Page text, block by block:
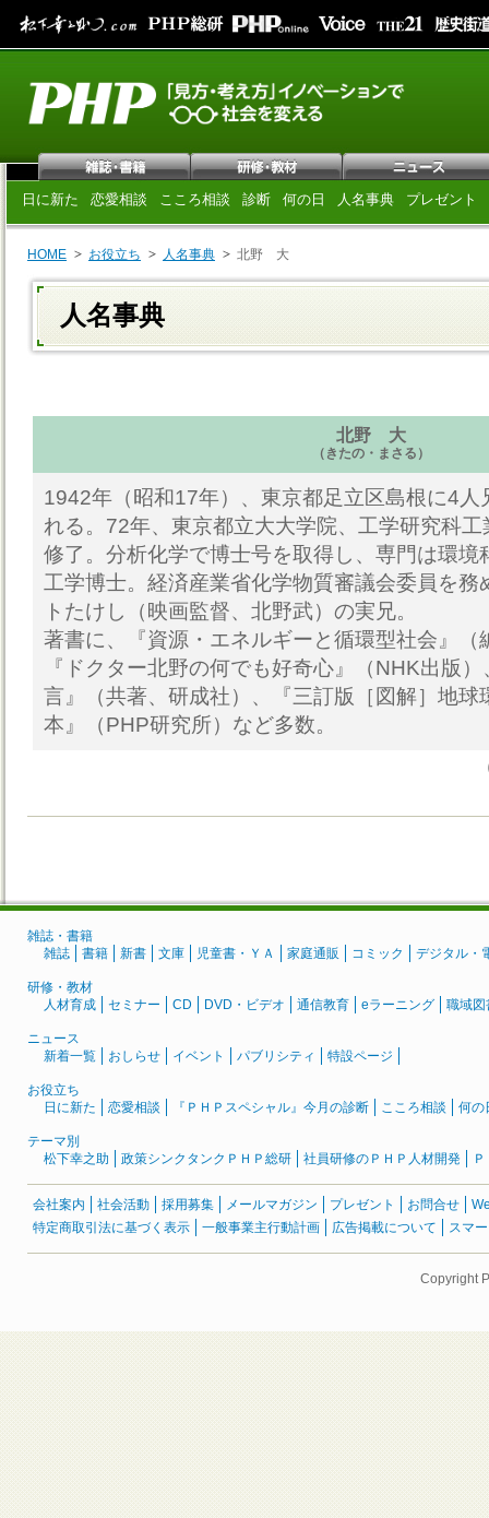
日に新た 恋愛相談 こころ相談 診断 何の日 人名事典 プレゼント
HOME お役立ち 人名事典 北野 大
人名事典
北野 大
（きたの・まさる）
1942年（昭和17年）、東京都足立区島根に4人
れる。72年、東京都立大大学院、工学研究科
修了。分析化学で博士号を取得し、専門は環境
工学博士。経済産業省化学物質審議会委員を務
トたけし（映画監督、北野武）の実兄。
著書に、『資源・エネルギーと循環型社会』（
『ドクター北野の何でも好奇心』（NHK出版
言』（共著、研成社）、『三訂版［図解］地球
本』（PHP研究所）など多数。
雑誌・書籍
雑誌
書籍 新書 文庫 児童書・ＹＡ 家庭通販 コミック デジタル・
研修・教材
人材育成
セミナー CD DVD・ビデオ 通信教育 eラーニング 職域図
ニュース
新着一覧
おしらせ イベント パブリシティ 特設ページ
お役立ち
日に新た
恋愛相談 『ＰＨＰスペシャル』今月の診断 こころ相談 何の
テーマ別
松下幸之助
政策シンクタンクＰＨＰ総研 社員研修のＰＨＰ人材開発
会社案内 社会活動 採用募集 メールマガジン プレゼント お問合せ
特定商取引法に基づく表示
一般事業主行動計画 広告掲載について スマ
Copyright